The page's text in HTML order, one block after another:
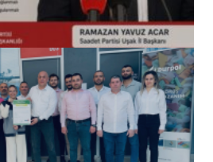
14/07/2026